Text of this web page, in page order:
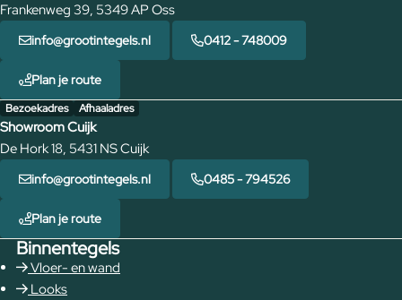
Frankenweg 39, 5349 AP Oss
info@grootintegels.nl 0412 - 748009
Plan je route
Bezoekadres Afhaaladres
Showroom Cuijk
De Hork 18, 5431 NS Cuijk
info@grootintegels.nl 0485 - 794526
Plan je route
Binnentegels
Vloer- en wand
Looks